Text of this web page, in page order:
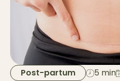
Post-partum 5 min